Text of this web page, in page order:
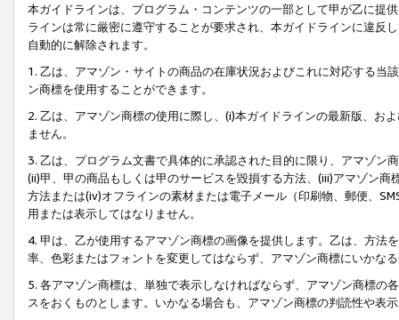
本ガイドラインは、プログラム・コンテンツの一部として甲が乙に提
ラインは常に厳密に遵守することが要求され、本ガイドラインに違反
自動的に解除されます。
1. 乙は、アマゾン・サイトの商品の在庫状況およびこれに対応する
ン商標を使用することができます。
2. 乙は、アマゾン商標の使用に際し、(i)本ガイドラインの最新版、お
ません。
3. 乙は、プログラム文書で具体的に承認された目的に限り、アマゾン
(ii)甲、甲の商品もしくは甲のサービスを毀損する方法、(iii)アマゾン
方法または(iv)オフラインの素材または電子メール（印刷物、郵便、
用または表示してはなりません。
4. 甲は、乙が使用するアマゾン商標の画像を提供します。乙は、方
率、色彩またはフォントを変更してはならず、アマゾン商標にいかな
5. 各アマゾン商標は、単独で表示しなければならず、アマゾン商標
スをおくものとします。いかなる場合も、アマゾン商標の判読性や表